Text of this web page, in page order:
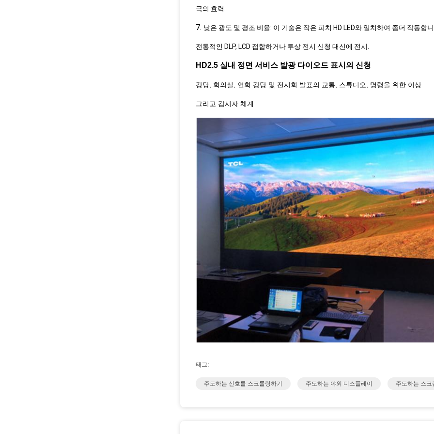
극의 효력.
7. 낮은 광도 및 경조 비율: 이 기술은 작은 피치 HD LED와 일치하여 좀더 작동합
전통적인 DLP, LCD 접합하거나 투상 전시 신청 대신에 전시.
HD2.5 실내 정면 서비스 발광 다이오드 표시의 신청
강당, 회의실, 연회 강당 및 전시회 발표의 교통, 스튜디오, 명령을 위한 이상
그리고 감시자 체계
태그:
주도하는 신호를 스크롤링하기 주도하는 야외 디스플레이 주도하는 스크